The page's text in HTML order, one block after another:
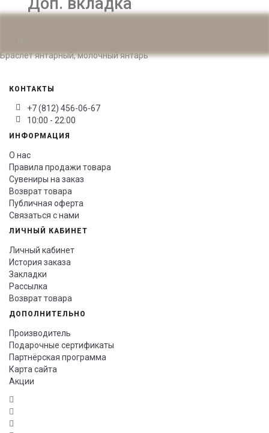
Браслет янтарный, молочный янтарь
КОНТАКТЫ
+7 (812) 456-06-67
10:00 - 22:00
ИНФОРМАЦИЯ
О нас
Правила продажи товара
Сувениры на заказ
Возврат товара
Публичная оферта
Связаться с нами
ЛИЧНЫЙ КАБИНЕТ
Личный кабинет
История заказа
Закладки
Рассылка
Возврат товара
ДОПОЛНИТЕЛЬНО
Производитель
Подарочные сертификаты
Партнёрская программа
Карта сайта
Акции